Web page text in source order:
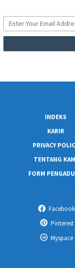
INDEKS
KARIR
PRIVACY
TENTANG
FORM
Facebook
Pinterest
Myspace